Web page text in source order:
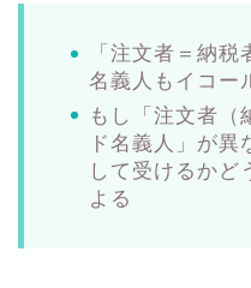
「注文者＝納
名義人もイコー
もし「注文者（
ド名義人」が異
して受けるかど
よる